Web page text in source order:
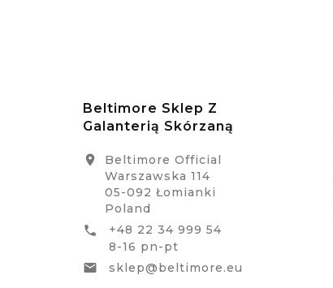
Beltimore Sklep Z
Galanterią Skórzaną

Beltimore Official
Warszawska 114
05-092 Łomianki
Poland

+48 22 34 999 54
8-16 pn-pt

sklep@beltimore.eu